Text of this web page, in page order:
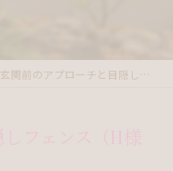
玄関前のアプローチと目隠しフェンス（H様邸 郡山市）